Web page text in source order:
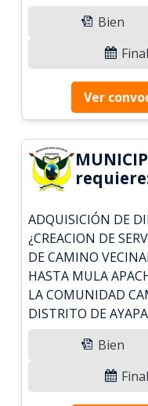
Bien
Ver
ADQUISICIÓN DE
¿CREACION DE
DE CAMINO
HASTA MULA
LA COMUNIDAD
DISTRITO DE
Bien